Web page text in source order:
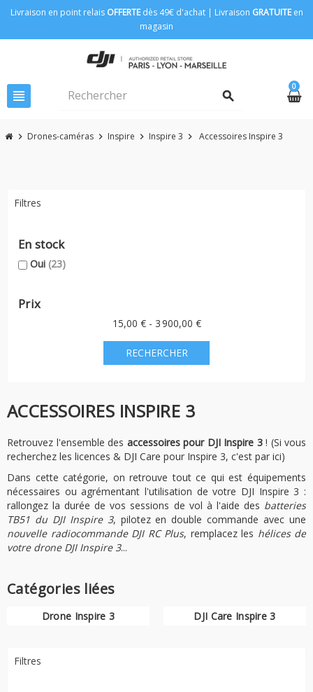
Livraison en point relais OFFERTEdès 49€ d'achat | Livraison GRATUITEen
magasin
view_headline search
0
chevron_right Drones-caméras chevron_right Inspire chevron_right Inspire 3 chevron_right Accessoires Inspire 3
Filtres
En stock
Oui (23)
Prix
15,00 € - 3 900,00 €
ACCESSOIRES INSPIRE 3
Retrouvez l'ensemble des accessoires pour DJI Inspire 3! (Si vous
recherchez les licences & DJI Care pour Inspire 3, c'est par ici)
Dans cette catégorie, on retrouve tout ce qui est équipements
nécessaires ou agrémentant l'utilisation de votre DJI Inspire 3 :
rallongez la durée de vos sessions de vol à l'aide des batteries
TB51 du DJI Inspire 3, pilotez en double commande avec une
nouvelle radiocommande DJI RC Plus, remplacez les hélices de
votre drone DJI Inspire 3...
Catégories liées
Drone Inspire 3 DJI Care Inspire 3
Filtres